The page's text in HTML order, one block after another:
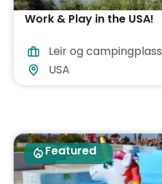
Work & Play in the USA!
Leir og campingplass
USA
Featured